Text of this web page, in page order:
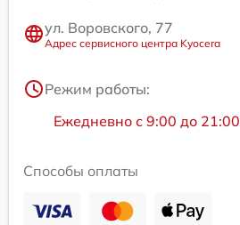
ул. Воровского, 77
Адрес сервисного центра Kyocera
Режим работы:
Ежедневно с 9:00 до 21:00
Способы оплаты